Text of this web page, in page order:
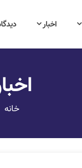
اخبار
خانه